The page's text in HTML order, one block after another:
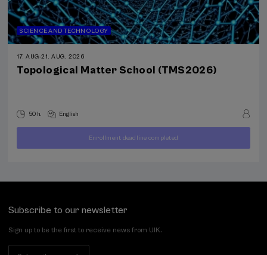
SCIENCE AND TECHNOLOGY
17. AUG-21. AUG, 2026
Topological Matter School (TMS2026)
50 h. English
... FROM400
Last
places
Free
Date
expired
Enrollment deadline completed
Subscribe to our newsletter
Sign up to be the first to receive news from UIK.